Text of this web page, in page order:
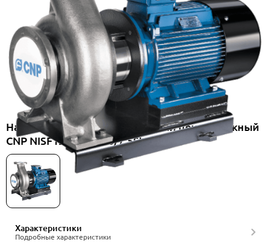
Насос консольно-моноблочный центробежный
CNP NISF125-100-200/7.5SWF
Характеристики
Подробные характеристики